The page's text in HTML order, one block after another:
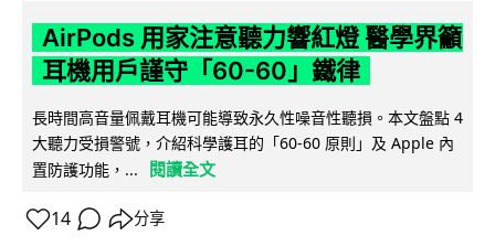
AirPods 用家注意聽力響紅燈 醫學界籲
耳機用戶謹守「60-60」鐵律
長時間高音量佩戴耳機可能導致永久性噪音性聽損。本文盤點 4
大聽力受損警號，介紹科學護耳的「60-60 原則」及 Apple 內
置防護功能，...
閱讀全文
14 分享